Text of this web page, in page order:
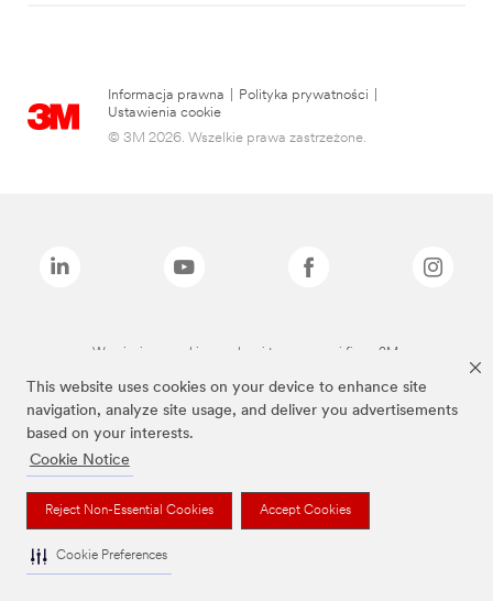
This website uses cookies on your device to enhance site
navigation, analyze site usage, and deliver you advertisements
based on your interests.
Cookie Notice
Reject Non-Essential Cookies Accept Cookies
Cookie Preferences
Informacja prawna Polityka prywatności
Ustawienia cookie
© 3M 2026. Wszelkie prawa zastrzeżone.
Wymienione marki są znakami towarowymi firmy 3M.